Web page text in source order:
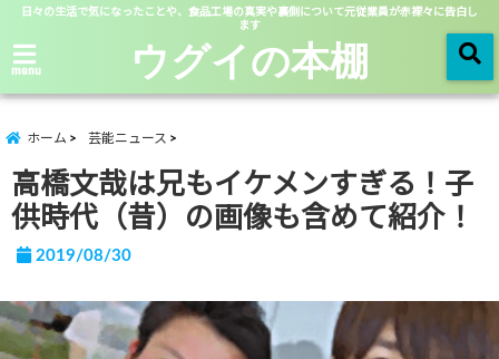
日々の生活で気になったことや、食品工場の真実や裏側について元従業員が赤裸々に告白し
ます
menu ウグイの本棚
ホーム 芸能ニュース
高橋文哉は兄もイケメンすぎる！子
供時代（昔）の画像も含めて紹介！
2019/08/30